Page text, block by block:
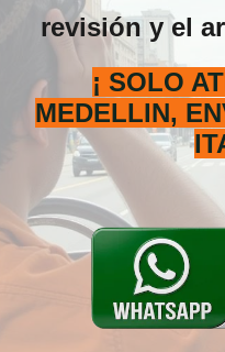
revisión y el
¡ SOLO
MEDELLIN,